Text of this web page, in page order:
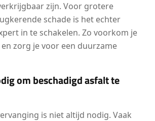
zijn. Voor grotere
schade is het echter
in te schakelen. Zo voorkom je
zorg je voor een duurzame
om beschadigd asfalt te
is niet altijd nodig. Vaak